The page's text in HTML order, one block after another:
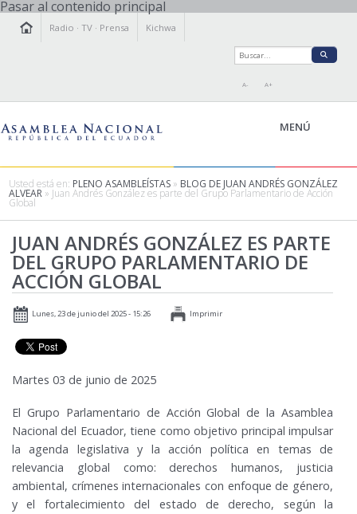
Pasar al contenido principal
Radio ·TV · Prensa Kichwa
A- A+
MENÚ
LEGISLAMOS
FISCALIZAMOS
TRANSPARENCIA
PRENSA
PARTICIPACIÓN
AGENDA
Usted está en: PLENO ASAMBLEÍSTAS » BLOG DE JUAN ANDRÉS GONZÁLEZ
ALVEAR » Juan Andrés González es parte del Grupo Parlamentario de Acción
Global
JUAN ANDRÉS GONZÁLEZ ES PARTE
DEL GRUPO PARLAMENTARIO DE
ACCIÓN GLOBAL
Lunes, 23 de junio del 2025 - 15:26 Imprimir
Martes 03 de junio de 2025
El Grupo Parlamentario de Acción Global de la Asamblea
Nacional del Ecuador, tiene como objetivo principal impulsar
la agenda legislativa y la acción política en temas de
relevancia global como: derechos humanos, justicia
ambiental, crímenes internacionales con enfoque de género,
y el fortalecimiento del estado de derecho, según la